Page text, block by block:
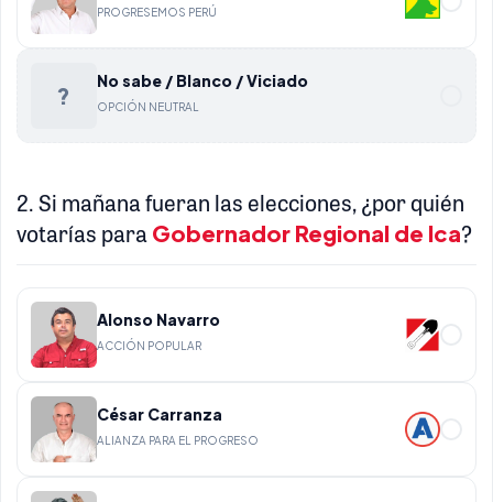
PROGRESEMOS PERÚ
?
No sabe / Blanco / Viciado
OPCIÓN NEUTRAL
2. Si mañana fueran las elecciones, ¿por quién
votarías para Gobernador Regional de Ica?
Alonso Navarro
ACCIÓN POPULAR
César Carranza
ALIANZA PARA EL PROGRESO